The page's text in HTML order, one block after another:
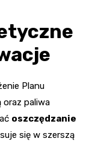
Planu
oraz paliwa
oszczędzanie
się w szerszą